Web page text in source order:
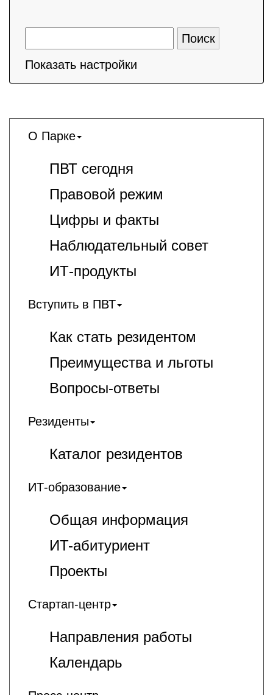
Показать настройки
О Парке
ПВТ сегодня
Правовой режим
Цифры и факты
Наблюдательный совет
ИТ-продукты
Вступить в ПВТ
Как стать резидентом
Преимущества и льготы
Вопросы-ответы
Резиденты
Каталог резидентов
ИТ-образование
Общая информация
ИT-абитуриент
Проекты
Стартап-центр
Направления работы
Календарь